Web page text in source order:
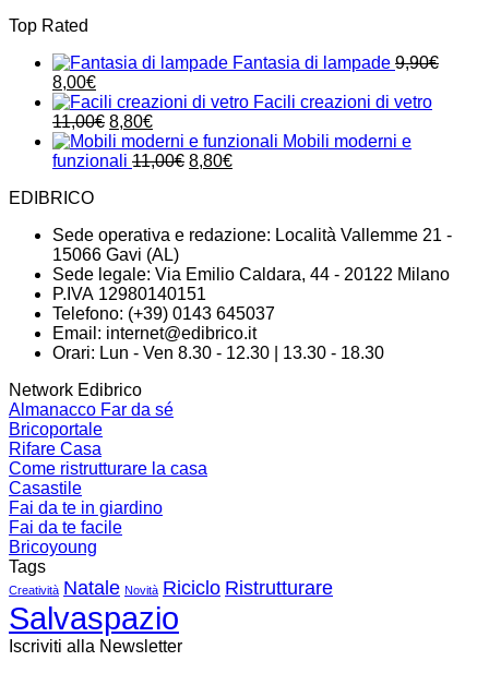
20,00€
23,00€.18,40€.
Top Rated
Fantasia di lampade 9,90€
Il
prezzo
originale
era:
9,90€.
8,00€Il
prezzo
attuale
è:
8,00€.
Facili creazioni di vetro
11,00€ Il
prezzo
originale
8,80€Il
prezzo
attuale
Mobili moderni e
funzionali 11,00€ Il
11,00€.
8,80€Il
8,80€.
EDIBRICO
Sede operativa e redazione: Località Vallemme 21 -
15066 Gavi (AL)
Sede legale: Via Emilio Caldara, 44 - 20122 Milano
P.IVA 12980140151
Telefono: (+39) 0143 645037
Email: internet@edibrico.it
Orari: Lun - Ven 8.30 - 12.30 | 13.30 - 18.30
Network Edibrico
Almanacco Far da sé
Bricoportale
Rifare Casa
Come ristrutturare la casa
Casastile
Fai da te in giardino
Fai da te facile
Bricoyoung
Tags
Creatività Natale Novità Riciclo Ristrutturare
Salvaspazio
Iscriviti alla Newsletter